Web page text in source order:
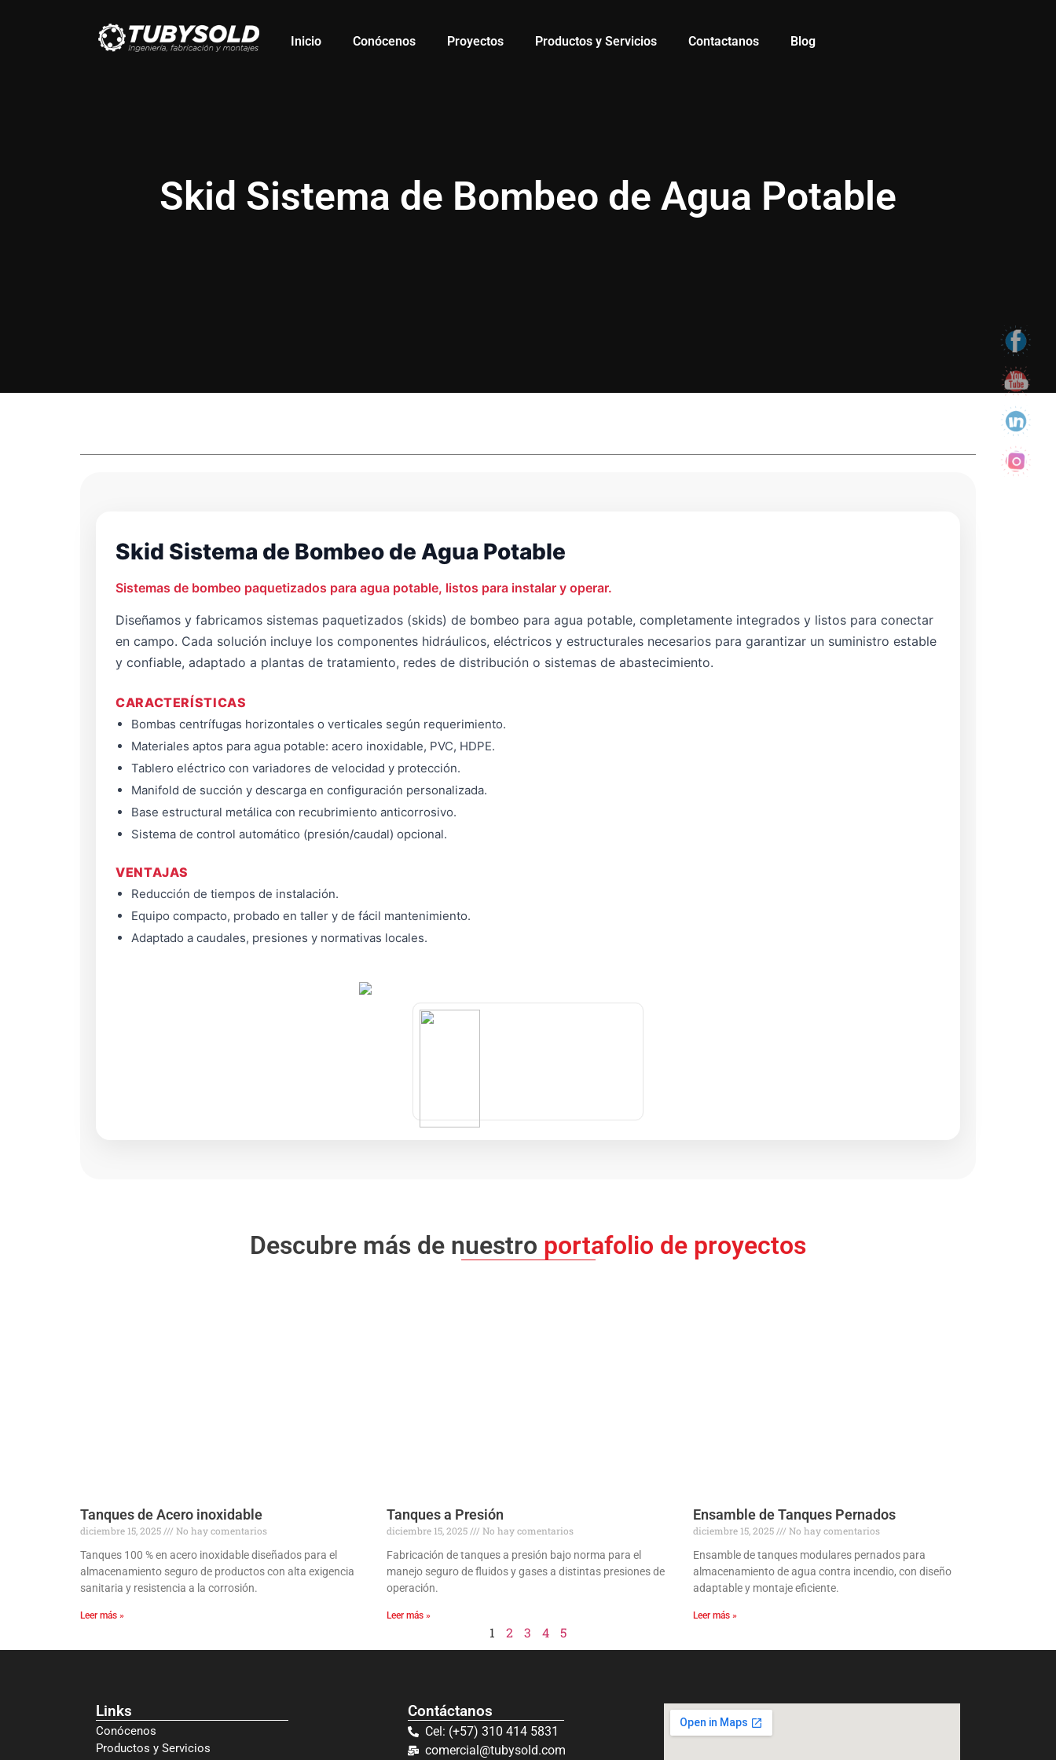
Inicio Conócenos Proyectos Productos y Servicios Contactanos Blog
Skid Sistema de Bombeo de Agua Potable
Skid Sistema de Bombeo de Agua Potable
Sistemas de bombeo paquetizados para agua potable, listos para instalar y operar.
Diseñamos y fabricamos sistemas paquetizados (skids) de bombeo para agua potable, completamente integrados y listos para conectar
en campo. Cada solución incluye los componentes hidráulicos, eléctricos y estructurales necesarios para garantizar un suministro estable
y confiable, adaptado a plantas de tratamiento, redes de distribución o sistemas de abastecimiento.
CARACTERÍSTICAS
Bombas centrífugas horizontales o verticales según requerimiento.
Materiales aptos para agua potable: acero inoxidable, PVC, HDPE.
Tablero eléctrico con variadores de velocidad y protección.
Manifold de succión y descarga en configuración personalizada.
Base estructural metálica con recubrimiento anticorrosivo.
Sistema de control automático (presión/caudal) opcional.
VENTAJAS
Reducción de tiempos de instalación.
Equipo compacto, probado en taller y de fácil mantenimiento.
Adaptado a caudales, presiones y normativas locales.
Descubre más de nuestro portafolio de proyectos
Tanques de Acero inoxidable
diciembre 15, 2025
No hay comentarios
Tanques 100 % en acero inoxidable diseñados para el
almacenamiento seguro de productos con alta exigencia
sanitaria y resistencia a la corrosión.
Leer más »
Tanques a Presión
diciembre 15, 2025
No hay comentarios
Fabricación de tanques a presión bajo norma para el
manejo seguro de fluidos y gases a distintas presiones de
operación.
Leer más »
Ensamble de Tanques Pernados
diciembre 15, 2025
No hay comentarios
Ensamble de tanques modulares pernados para
almacenamiento de agua contra incendio, con diseño
adaptable y montaje eficiente.
Leer más »
1 2 3 4 5
Links
Conócenos
Productos y Servicios
Contáctanos
Cel: (+57) 310 414 5831
comercial@tubysold.com